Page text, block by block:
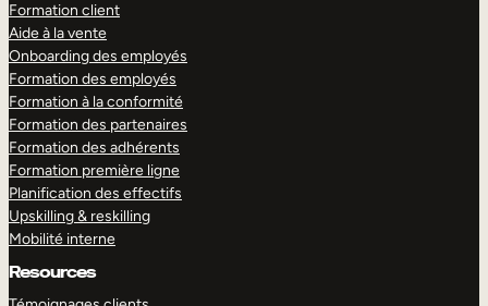
Formation client
Aide à la vente
Onboarding des employés
Formation des employés
Formation à la conformité
Formation des partenaires
Formation des adhérents
Formation première ligne
Planification des effectifs
Upskilling & reskilling
Mobilité interne
Resources